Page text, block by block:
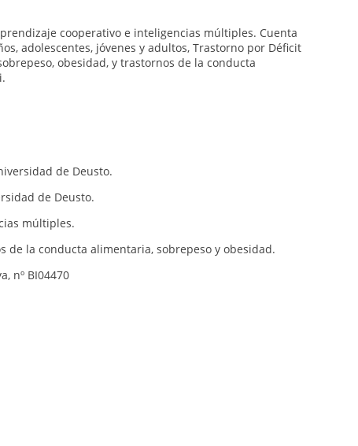
cooperativo e inteligencias múltiples. Cuenta
adolescentes, jóvenes y adultos, Trastorno por Déficit
obesidad, y trastornos de la conducta
de Deusto.
de Deusto.
múltiples.
de la conducta alimentaria, sobrepeso y obesidad.
nº BI04470